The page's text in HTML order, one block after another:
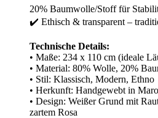
20% Baumwolle/Stoff für
✔️ Ethisch & transparent –
Technische Details:
• Maße: 234 x 110 cm (ideale
• Material: 80% Wolle, 20%
• Stil: Klassisch, Modern, Ethno
• Herkunft: Handgewebt in
• Design: Weißer Grund mit
zartem Rosa